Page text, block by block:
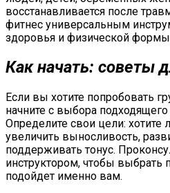
восстанавливается после
фитнес универсальным
здоровья и физической
Как начать: советы
Если вы хотите попробовать
начните с выбора
Определите свои цели: хотите
увеличить выносливость,
поддерживать тонус.
инструктором, чтобы выбрать
подойдет именно вам.